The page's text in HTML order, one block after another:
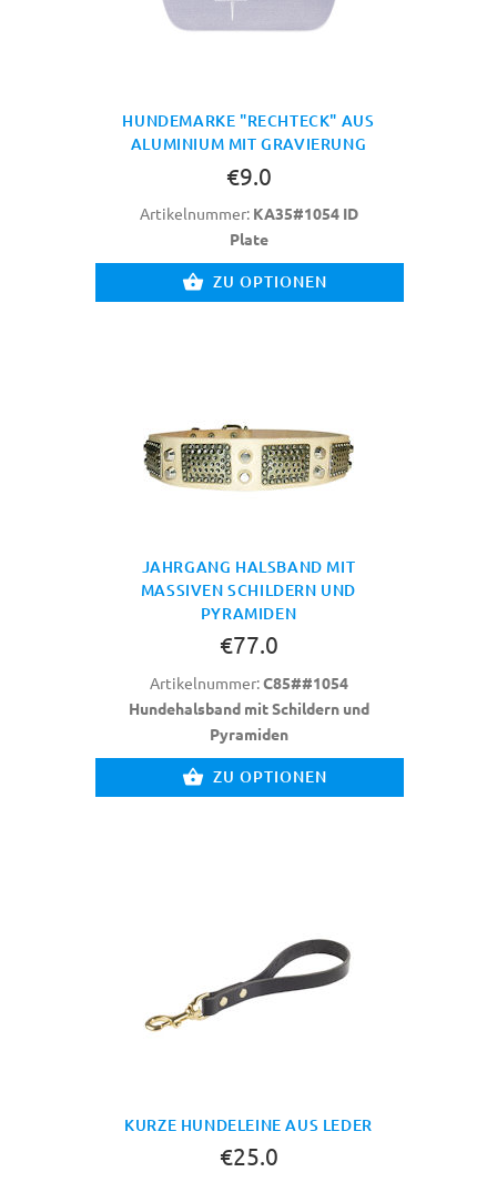
HUNDEMARKE "RECHTECK" AUS
ALUMINIUM MIT GRAVIERUNG
€9.0
Artikelnummer: KA35#1054 ID
Plate
ZU OPTIONEN
JAHRGANG HALSBAND MIT
MASSIVEN SCHILDERN UND
PYRAMIDEN
€77.0
Artikelnummer:C85##1054
Hundehalsband mit Schildern und
Pyramiden
ZU OPTIONEN
KURZE HUNDELEINE AUS LEDER
€25.0